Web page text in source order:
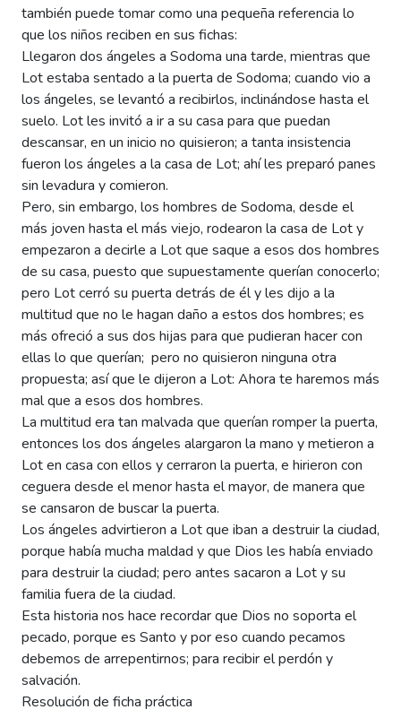
también puede tomar como una pequeña referencia lo
que los niños reciben en sus fichas:
Llegaron dos ángeles a Sodoma una tarde, mientras que
Lot estaba sentado a la puerta de Sodoma; cuando vio a
los ángeles, se levantó a recibirlos, inclinándose hasta el
suelo. Lot les invitó a ir a su casa para que puedan
descansar, en un inicio no quisieron; a tanta insistencia
fueron los ángeles a la casa de Lot; ahí les preparó panes
sin levadura y comieron.
Pero, sin embargo, los hombres de Sodoma, desde el
más joven hasta el más viejo, rodearon la casa de Lot y
empezaron a decirle a Lot que saque a esos dos hombres
de su casa, puesto que supuestamente querían conocerlo;
pero Lot cerró su puerta detrás de él y les dijo a la
multitud que no le hagan daño a estos dos hombres; es
más ofreció a sus dos hijas para que pudieran hacer con
ellas lo que querían; pero no quisieron ninguna otra
propuesta; así que le dijeron a Lot: Ahora te haremos más
mal que a esos dos hombres.
La multitud era tan malvada que querían romper la puerta,
entonces los dos ángeles alargaron la mano y metieron a
Lot en casa con ellos y cerraron la puerta, e hirieron con
ceguera desde el menor hasta el mayor, de manera que
se cansaron de buscar la puerta.
Los ángeles advirtieron a Lot que iban a destruir la ciudad,
porque había mucha maldad y que Dios les había enviado
para destruir la ciudad; pero antes sacaron a Lot y su
familia fuera de la ciudad.
Esta historia nos hace recordar que Dios no soporta el
pecado, porque es Santo y por eso cuando pecamos
debemos de arrepentirnos; para recibir el perdón y
salvación.
Resolución de ficha práctica